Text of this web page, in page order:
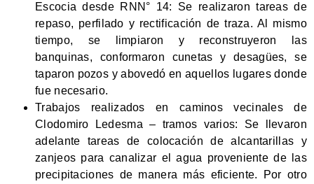
Escocia desde RNN° 14: Se realizaron tareas de
repaso, perfilado y rectificación de traza. Al mismo
tiempo, se limpiaron y reconstruyeron las
banquinas, conformaron cunetas y desagües, se
taparon pozos y abovedó en aquellos lugares donde
fue necesario.
Trabajos realizados en caminos vecinales de
Clodomiro Ledesma – tramos varios: Se llevaron
adelante tareas de colocación de alcantarillas y
zanjeos para canalizar el agua proveniente de las
precipitaciones de manera más eficiente. Por otro